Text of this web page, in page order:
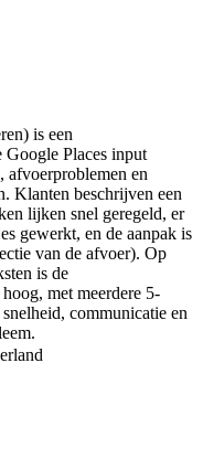
is een
Google Places input
afvoerproblemen en
Klanten beschrijven een
lijken snel geregeld, er
gewerkt, en de aanpak is
van de afvoer). Op
is de
met meerdere 5-
communicatie en